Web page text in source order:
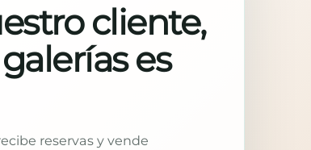
cliente,
es
reservas y vende